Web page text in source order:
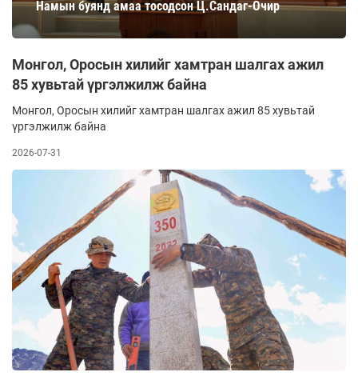
Намын буянд амаа тосодсон Ц.Сандаг-Очир
Монгол, Оросын хилийг хамтран шалгах ажил
85 хувьтай үргэлжилж байна
Монгол, Оросын хилийг хамтран шалгах ажил 85 хувьтай
үргэлжилж байна
2026-07-31